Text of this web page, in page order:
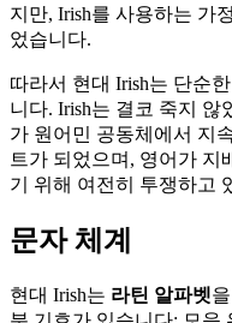
지만, Irish를 사용하는 가
었습니다.
따라서 현대 Irish는 단순
니다. Irish는 결코 죽지 않
가 원어민 공동체에서 지
트가 되었으며, 영어가 지
기 위해 여전히 투쟁하고
문자 체계
현대 Irish는 라틴 알파벳